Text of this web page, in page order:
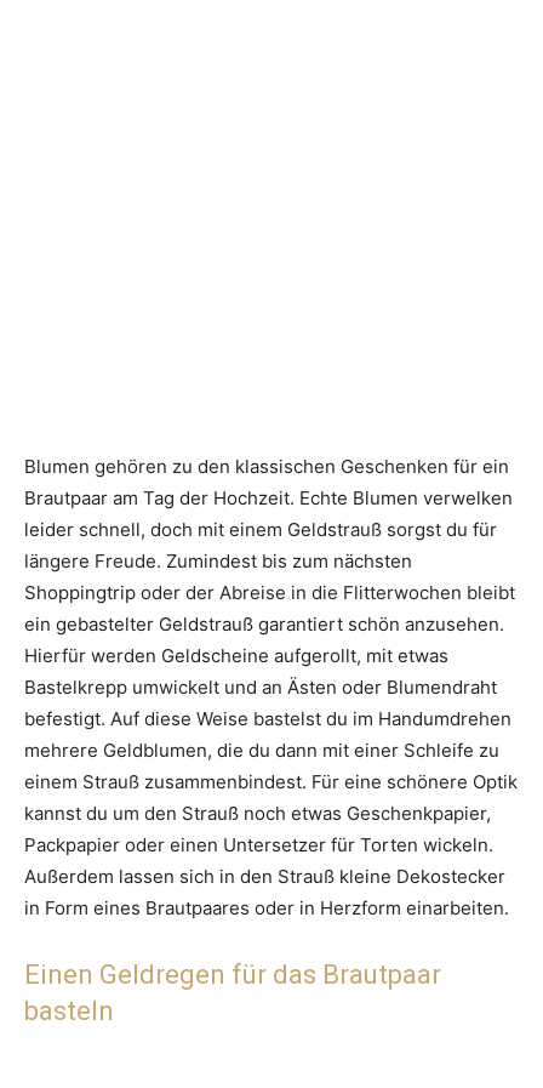
Blumen gehören zu den klassischen Geschenken für ein
Brautpaar am Tag der Hochzeit. Echte Blumen verwelken
leider schnell, doch mit einem Geldstrauß sorgst du für
längere Freude. Zumindest bis zum nächsten
Shoppingtrip oder der Abreise in die Flitterwochen bleibt
ein gebastelter Geldstrauß garantiert schön anzusehen.
Hierfür werden Geldscheine aufgerollt, mit etwas
Bastelkrepp umwickelt und an Ästen oder Blumendraht
befestigt. Auf diese Weise bastelst du im Handumdrehen
mehrere Geldblumen, die du dann mit einer Schleife zu
einem Strauß zusammenbindest. Für eine schönere Optik
kannst du um den Strauß noch etwas Geschenkpapier,
Packpapier oder einen Untersetzer für Torten wickeln.
Außerdem lassen sich in den Strauß kleine Dekostecker
in Form eines Brautpaares oder in Herzform einarbeiten.
Einen Geldregen für das Brautpaar
basteln